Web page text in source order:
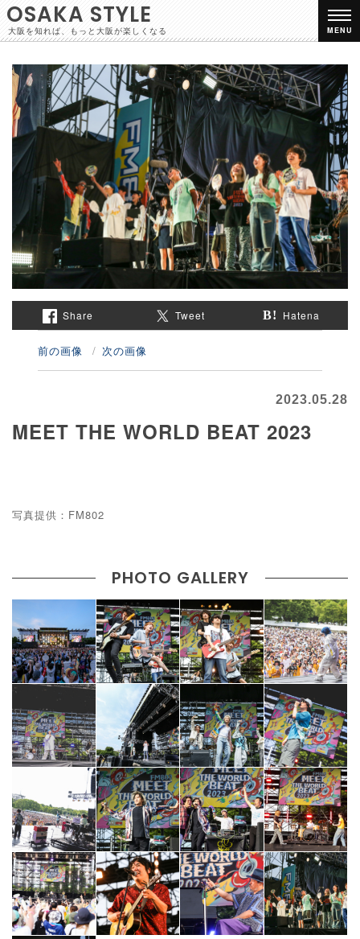
OSAKA STYLE
大阪を知れば、もっと大阪が楽しくなる MENU
Share Tweet Hatena
前の画像 次の画像
2023.05.28
MEET THE WORLD BEAT 2023
写真提供：FM802
PHOTO GALLERY